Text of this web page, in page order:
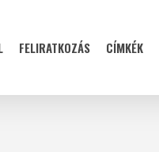
FELIRATKOZÁS CÍMKÉK